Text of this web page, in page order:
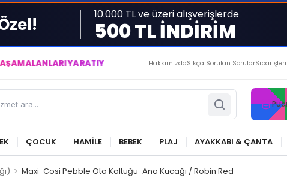
10.000 TL ve üzeri alışverişlerde
500 TL İNDİRİM
YARATIYOR VE YAŞATIYORUZ ● BİZİMLE DAİMA
HakkımızdaSıkça Sorulan Sorular
ÇOCUK HAMİLE BEBEK PLAJ AYAKKABI & ÇANTA
> Maxi-Cosi Pebble Oto Koltuğu-Ana Kucağı / Robin Red